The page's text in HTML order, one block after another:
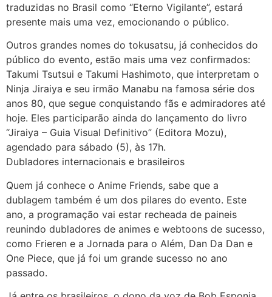
traduzidas no Brasil como “Eterno Vigilante”, estará
presente mais uma vez, emocionando o público.
Outros grandes nomes do tokusatsu, já conhecidos do
público do evento, estão mais uma vez confirmados:
Takumi Tsutsui e Takumi Hashimoto, que interpretam o
Ninja Jiraiya e seu irmão Manabu na famosa série dos
anos 80, que segue conquistando fãs e admiradores até
hoje. Eles participarão ainda do lançamento do livro
“Jiraiya – Guia Visual Definitivo” (Editora Mozu),
agendado para sábado (5), às 17h.
Dubladores internacionais e brasileiros
Quem já conhece o Anime Friends, sabe que a
dublagem também é um dos pilares do evento. Este
ano, a programação vai estar recheada de paineis
reunindo dubladores de animes e webtoons de sucesso,
como Frieren e a Jornada para o Além, Dan Da Dan e
One Piece, que já foi um grande sucesso no ano
passado.